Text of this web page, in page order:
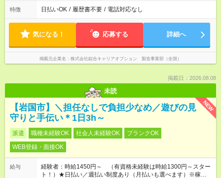
特徴 日払いOK / 履歴書不要 / 電話対応なし
気になる！ 応募する 詳細へ
掲載元企業名 株式会社綜合キャリアオプション 製造事業部（全国）
掲載日：2026.08.08
未読
NEW
【岩国市】＼担任なしで負担少なめ／遊びの見
守りと手伝い＊1日3h～
派遣 職種未経験OK 社会人未経験OK
ブランクOK
WEB登録・面接OK
給与
経験者：時給1450円～ （有資格未経験は時給1300円～スター
ト！）★日払い／週払い制度あり（月払いも選べます）※稼働開